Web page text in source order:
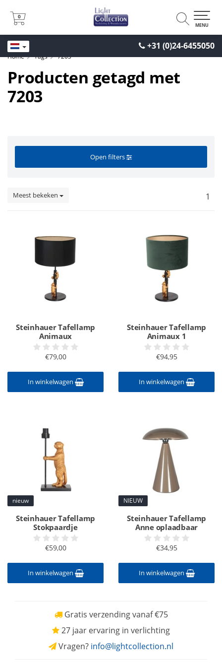
+31 (0)24-6455050
0
0
MENU
Home Tags 7203
Producten getagd met
7203
Open filters
Meest bekeken 1
Steinhauer Tafellamp
Animaux
€79,00
In winkelwagen
Steinhauer Tafellamp
Animaux 1
€94,95
In winkelwagen
nieuw
Steinhauer Tafellamp
Stokpaardje
€59,00
In winkelwagen
NIEUW
Steinhauer Tafellamp
Anne oplaadbaar
€34,95
In winkelwagen
Gratis verzending vanaf €75
27 jaar ervaring in verlichting
Vragen? info@lightcollection.nl